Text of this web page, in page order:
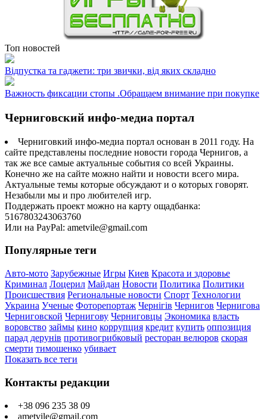
Топ новостей
Відпустка та гаджети: три звички, від яких складно
Важность фиксации стопы .Обращаем внимание при покупке
Черниговский инфо-медиа портал
Черниговкий инфо-медиа портал основан в 2011 году. На
сайте представлены последние новости города Чернигов, а
так же все самые актуальные события со всей Украины.
Конечно же на сайте можно найти и новости всего мира.
Актуальные темы которые обсуждают и о которых говорят.
Незабыли мы и про любителей игр.
Поддержать проект можно на карту ощадбанка:
5167803243063760
Или на PayPal: ametvile@gmail.com
Популярные теги
Авто-мото Зарубежные Игры Киев Красота и здоровье
Криминал Лоцерил Майдан Новости Политика Политики
Происшествия Региональные новости Спорт Технологии
Украина Ученые Фоторепортаж Чернігів Чернигов Чернигова
Черниговской Чернигову Черниговцы Экономика власть
воровство займы кино коррупция кредит купить оппозиция
парад дерунів противогрибковый ресторан велюров скорая
смерти тимошенко убивает
Показать все теги
Контакты редакции
+38 096 235 38 09
ametvile@gmail.com